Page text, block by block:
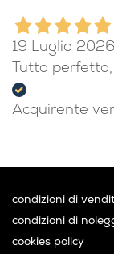
19 Luglio 2026
Tutto
Acquirente
condizioni di
condizioni di
cookies policy